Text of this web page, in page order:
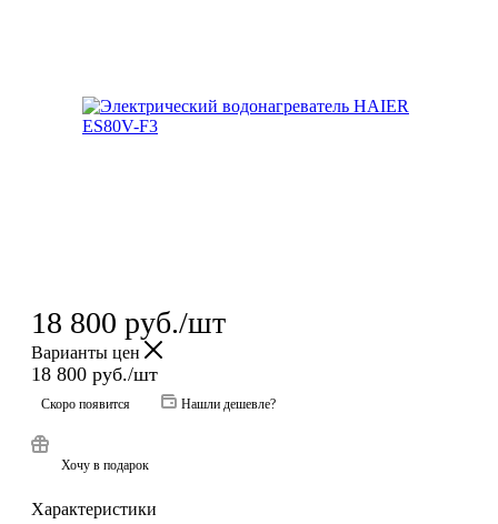
18 800 руб./шт
Варианты цен
18 800 руб./шт
Скоро появится Нашли дешевле?
Хочу в подарок
Характеристики